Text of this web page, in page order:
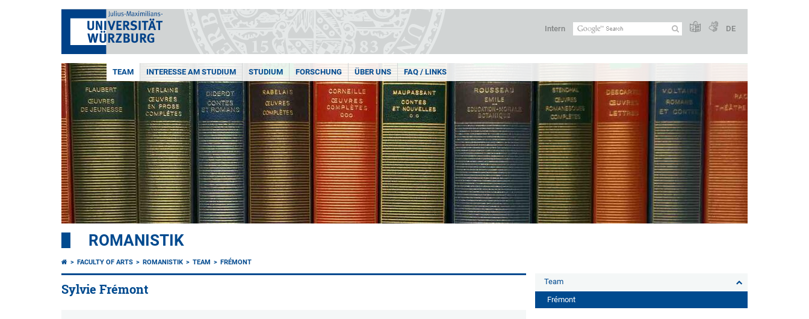
Intern DE
TEAM INTERESSE AM STUDIUM STUDIUM FORSCHUNG ÜBER UNS FAQ / LINKS
ROMANISTIK
FACULTY OF ARTS ROMANISTIK TEAM FRÉMONT
Sylvie Frémont
Team
Frémont